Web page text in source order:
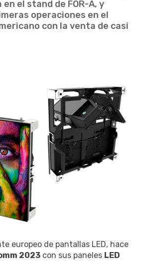
el stand de FOR-A, y
operaciones en el
con la venta de casi
europeo de pantallas LED, hace
2023 con sus paneles LED